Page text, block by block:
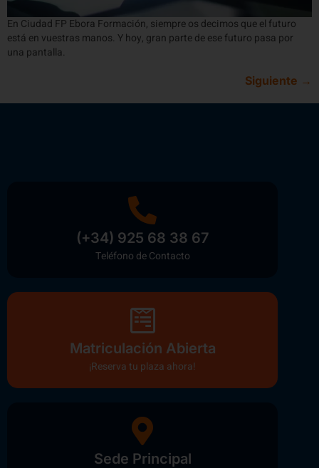
En Ciudad FP Ebora Formación, siempre os decimos que el futuro
está en vuestras manos. Y hoy, gran parte de ese futuro pasa por
una pantalla.
Siguiente →
(+34) 925 68 38 67
Teléfono de Contacto
Matriculación Abierta
¡Reserva tu plaza ahora!
Sede Principal